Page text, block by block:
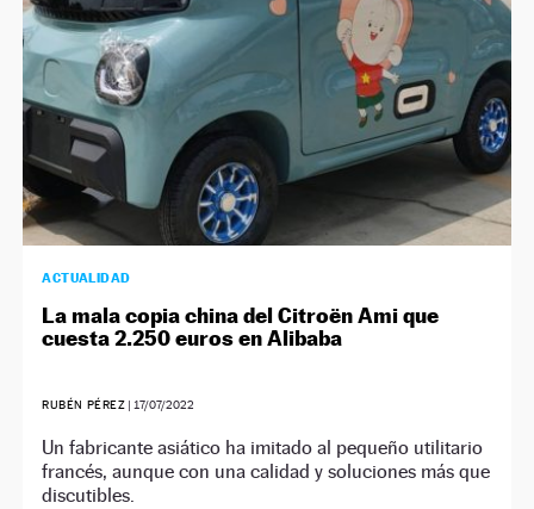
ACTUALIDAD
La mala copia china del Citroën Ami que
cuesta 2.250 euros en Alibaba
RUBÉN PÉREZ | 17/07/2022
Un fabricante asiático ha imitado al pequeño utilitario
francés, aunque con una calidad y soluciones más que
discutibles.